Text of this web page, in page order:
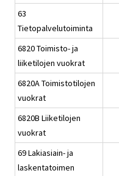
63
Tietopalvelutoiminta
6820 Toimisto- ja
liiketilojen vuokrat
6820A Toimistotilojen
vuokrat
6820B Liiketilojen
vuokrat
69 Lakiasiain- ja
laskentatoimen